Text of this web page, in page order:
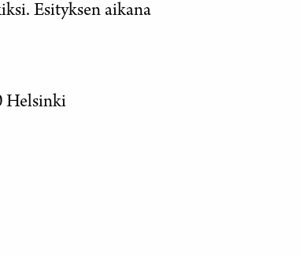
Esityksen aikana
Helsinki